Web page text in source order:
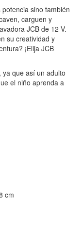
sino también
carguen y
JCB de 12 V.
su creatividad y
¡Elija JCB
ya que así un adulto
el niño aprenda a
cm